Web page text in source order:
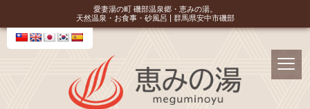
愛妻湯の町 磯部温泉郷・恵みの湯。
天然温泉・お食事・砂風呂 | 群馬県安中市磯部